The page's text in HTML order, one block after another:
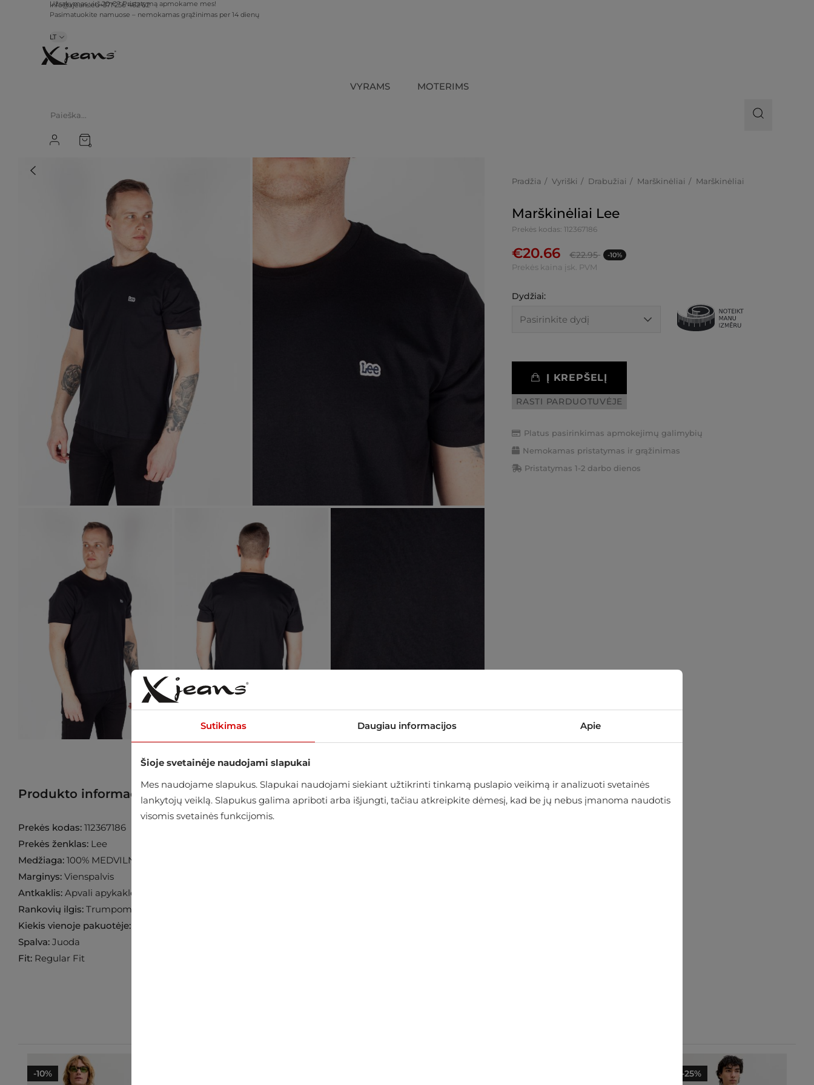
info@xjeans.eu+371 256 462 62
Užsakymas virš 20 €? Pristatymą apmokame mes!
Pasimatuokite namuose – nemokamas grąžinimas per 14 dienų
LT
VYRAMS MOTERIMS
0
Pradžia Vyriški Drabužiai Marškinėliai Marškinėliai
Marškinėliai Lee
Prekės kodas: 112367186
€20.66 €22.95 -10%
Prekės kaina įsk. PVM
Dydžiai:
Į KREPŠELĮ
RASTI PARDUOTUVĖJE
Platus pasirinkimas apmokejimų galimybių
Nemokamas pristatymas ir grąžinimas
Pristatymas 1-2 darbo dienos
Produkto informacija Raskite prekę parduotuvėje
Prekės kodas: 112367186
Prekės ženklas: Lee
Medžiaga: 100% MEDVILNĖ
Marginys: Vienspalvis
Antkaklis: Apvali apykaklė
Rankovių ilgis: Trumpomis rankovėmis
Kiekis vienoje pakuotėje:
Spalva: Juoda
Fit: Regular Fit
-25%
-10%
Sutikimas Daugiau informacijos Apie
Šioje svetainėje naudojami slapukai
Mes naudojame slapukus. Slapukai naudojami siekiant užtikrinti tinkamą puslapio veikimą ir analizuoti svetainės
lankytojų veiklą. Slapukus galima apriboti arba išjungti, tačiau atkreipkite dėmesį, kad be jų nebus įmanoma naudotis
visomis svetainės funkcijomis.